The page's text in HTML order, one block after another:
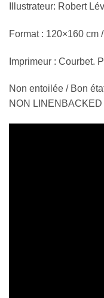
Illustrateur: Robert
Format : 120×160 cm
Imprimeur : Courbet.
Non entoilée / Bon
NON